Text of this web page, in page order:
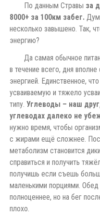
По данным Стравы за
8000+ за 100км забег.
несколько завышено. Так,
энергию?
Да самая обычное
в течение всего, дня
энергией. Единственное,
усваиваемую и тяжело
типу. Углеводы – наш
углеводах далеко не
нужно время, чтобы
с жирами ещё сложнее.
метаболизм становится
справиться и получить
получишь если съешь
маленькими порциями.
полноценнее, но на бег
плохо.